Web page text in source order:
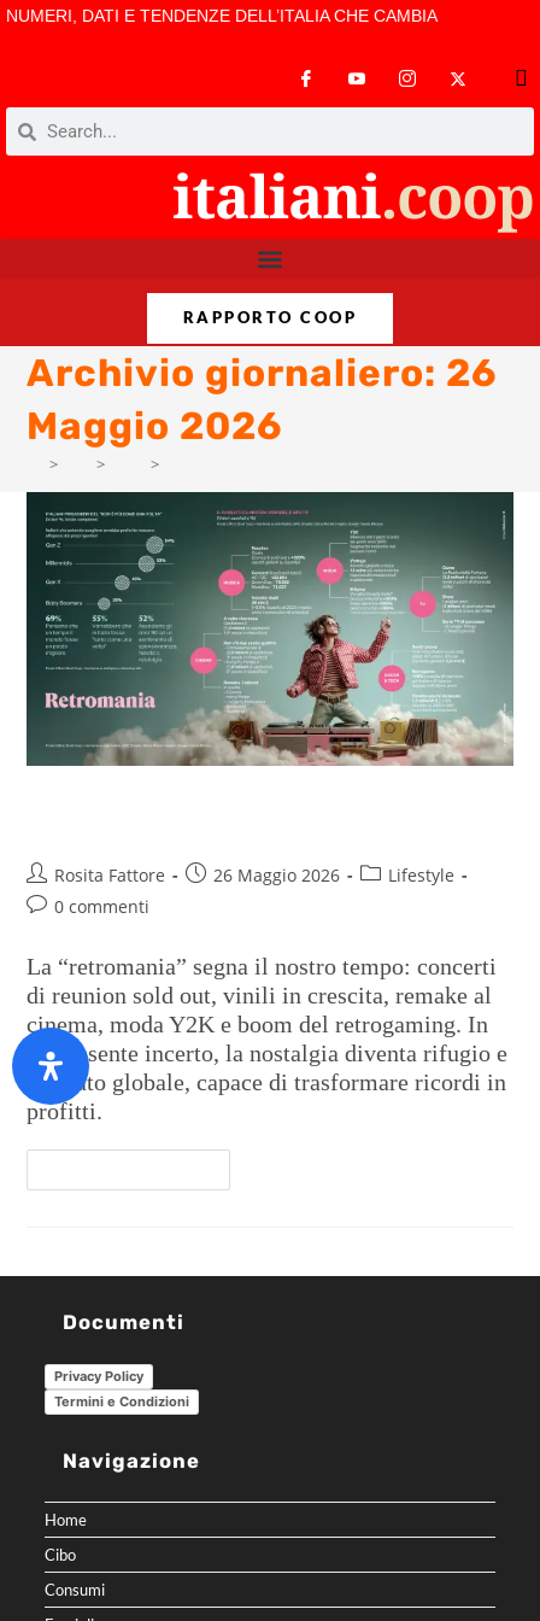
NUMERI, DATI E TENDENZE DELL’ITALIA CHE CAMBIA
RAPPORTO COOP
Archivio giornaliero: 26
Maggio 2026
> > >
Rosita Fattore 26 Maggio 2026
Lifestyle
0 commenti
La “retromania” segna il nostro tempo: concerti
di reunion sold out, vinili in crescita, remake al
cinema, moda Y2K e boom del retrogaming. In
un presente incerto, la nostalgia diventa rifugio e
mercato globale, capace di trasformare ricordi in
profitti.
Documenti
Privacy Policy
Termini e Condizioni
Navigazione
Home
Cibo
Consumi